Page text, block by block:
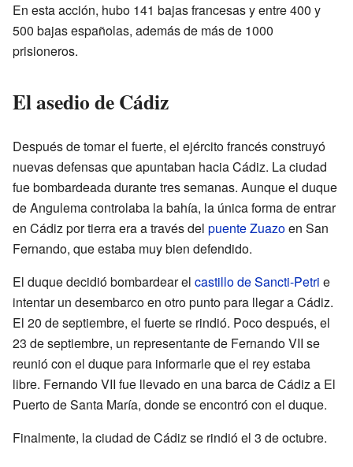
En esta acción, hubo 141 bajas francesas y entre 400 y
500 bajas españolas, además de más de 1000
prisioneros.
El asedio de Cádiz
Después de tomar el fuerte, el ejército francés construyó
nuevas defensas que apuntaban hacia Cádiz. La ciudad
fue bombardeada durante tres semanas. Aunque el duque
de Angulema controlaba la bahía, la única forma de entrar
en Cádiz por tierra era a través del puente Zuazoen San
Fernando, que estaba muy bien defendido.
El duque decidió bombardear el castillo de Sancti-Petri e
intentar un desembarco en otro punto para llegar a Cádiz.
El 20 de septiembre, el fuerte se rindió. Poco después, el
23 de septiembre, un representante de Fernando VII se
reunió con el duque para informarle que el rey estaba
libre. Fernando VII fue llevado en una barca de Cádiz a El
Puerto de Santa María, donde se encontró con el duque.
Finalmente, la ciudad de Cádiz se rindió el 3 de octubre.